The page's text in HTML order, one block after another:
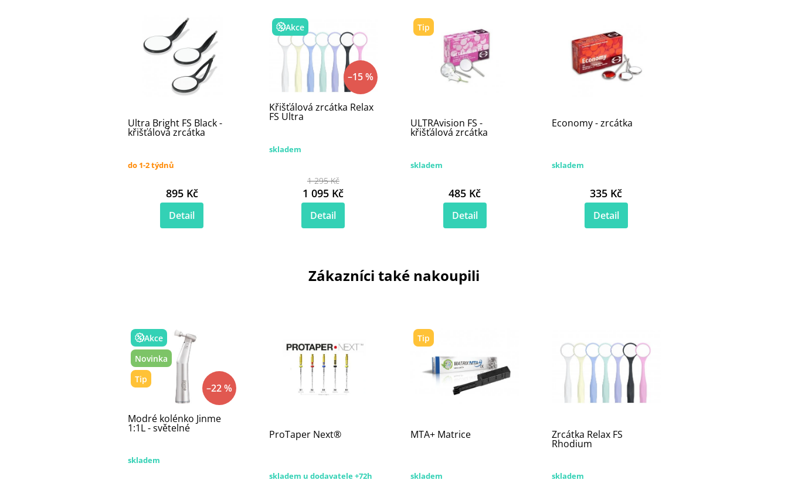
Ultra Bright FS Black -
křišťálová zrcátka
do 1-2 týdnů
895 Kč
Detail
Akce
–15 %
Křišťálová zrcátka Relax
FS Ultra
skladem
1 295 Kč
1 095 Kč
Detail
Tip
ULTRAvision FS -
křišťálová zrcátka
skladem
485 Kč
Detail
Economy - zrcátka
skladem
335 Kč
Detail
Zákazníci také nakoupili
Akce
Novinka
Tip
–22 %
Modré kolénko Jinme
1:1L - světelné
skladem
ProTaper Next®
skladem u dodavatele +72h
Tip
MTA+ Matrice
skladem
Zrcátka Relax FS
Rhodium
skladem